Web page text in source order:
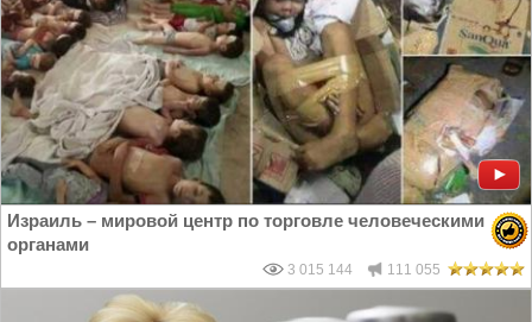
Израиль – мировой центр по торговле человеческими
органами
3 015 144 111 055